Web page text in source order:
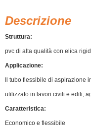
Descrizione
Struttura:
pvc di alta qualità con elica
Applicazione:
Il tubo flessibile di
utilizzato in lavori civili e edili,
Caratteristica:
Economico e